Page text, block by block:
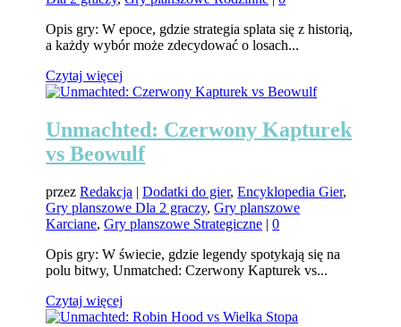
Opis gry: W epoce, gdzie strategia splata się z historią,
a każdy wybór może zdecydować o losach...
Czytaj więcej
Unmachted: Czerwony Kapturek
vs Beowulf
przezRedakcja |Dodatki do gier,Encyklopedia Gier,
Gry planszowe Dla 2 graczy,Gry planszowe
Karciane,Gry planszowe Strategiczne |0
Opis gry: W świecie, gdzie legendy spotykają się na
polu bitwy, Unmatched: Czerwony Kapturek vs...
Czytaj więcej